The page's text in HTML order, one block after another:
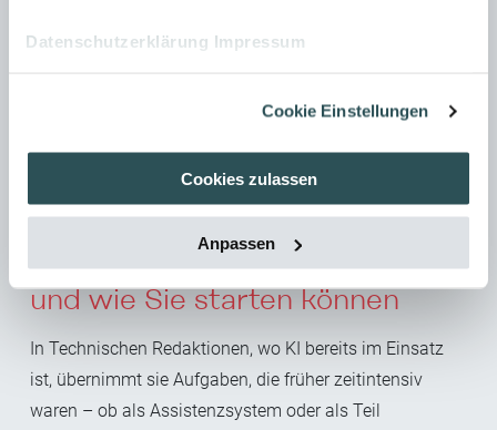
Datenschutzerklärung Impressum
Cookie Einstellungen
Cookies zulassen
Anpassen
Was KI heute schon übernimmt
und wie Sie starten können
In Technischen Redaktionen, wo KI bereits im Einsatz
ist, übernimmt sie Aufgaben, die früher zeitintensiv
waren – ob als Assistenzsystem oder als Teil